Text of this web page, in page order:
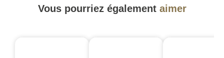
Vous pourriez également aimer